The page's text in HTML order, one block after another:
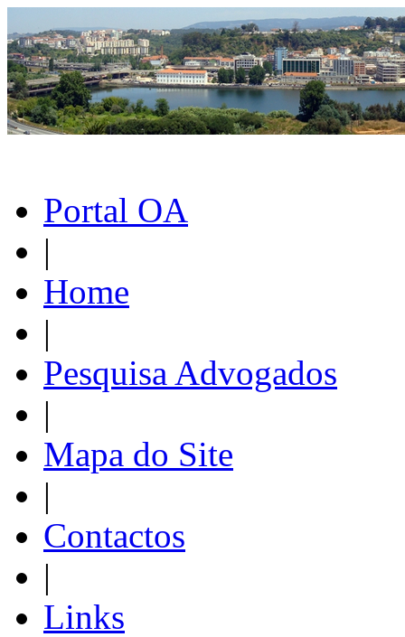
Portal OA
|
Home
|
Pesquisa Advogados
|
Mapa do Site
|
Contactos
|
Links